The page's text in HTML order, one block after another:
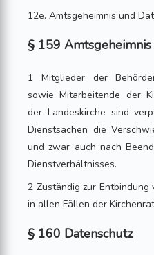
12e. Amtsgeheimnis und
§ 159 Amtsgeheimnis
1 Mitglieder der
sowie Mitarbeitende der
der Landeskirche sind
Dienstsachen die
und zwar auch nach
Dienstverhältnisses.
2 Zuständig zur Entbindung
in allen Fällen der
§ 160 Datenschutz